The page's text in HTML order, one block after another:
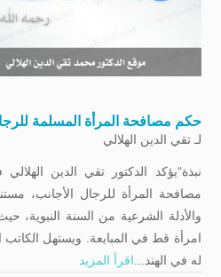
حكم مصافحة المرأة المسلمة
لـتقي الدين الهلالي
نبذة“يؤكد الدكتور تقي الدين
مصافحة المرأة للرجال الأجانب،
والأدلة الشرعية من السنة
امرأة قط في المبايعة. ويستهل
له في الهند...اقرأ المزيد